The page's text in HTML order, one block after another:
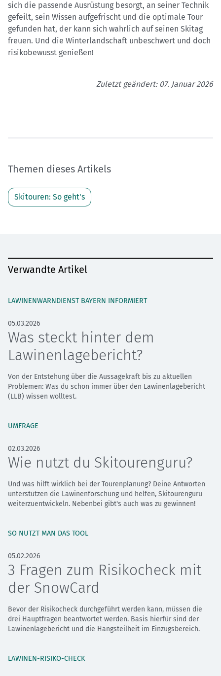
sich die passende Ausrüstung besorgt, an seiner Technik
gefeilt, sein Wissen aufgefrischt und die optimale Tour
gefunden hat, der kann sich wahrlich auf seinen Skitag
freuen. Und die Winterlandschaft unbeschwert und doch
risikobewusst genießen!
Zuletzt geändert: 07. Januar 2026
Themen dieses Artikels
Skitouren: So geht's
Verwandte Artikel
LAWINENWARNDIENST BAYERN INFORMIERT
05.03.2026
Was steckt hinter dem
Lawinenlagebericht?
Von der Entstehung über die Aussagekraft bis zu aktuellen
Problemen: Was du schon immer über den Lawinenlagebericht
(LLB) wissen wolltest.
UMFRAGE
02.03.2026
Wie nutzt du Skitourenguru?
Und was hilft wirklich bei der Tourenplanung? Deine Antworten
unterstützen die Lawinenforschung und helfen, Skitourenguru
weiterzuentwickeln. Nebenbei gibt's auch was zu gewinnen!
SO NUTZT MAN DAS TOOL
05.02.2026
3 Fragen zum Risikocheck mit
der SnowCard
Bevor der Risikocheck durchgeführt werden kann, müssen die
drei Hauptfragen beantwortet werden. Basis hierfür sind der
Lawinenlagebericht und die Hangsteilheit im Einzugsbereich.
LAWINEN-RISIKO-CHECK